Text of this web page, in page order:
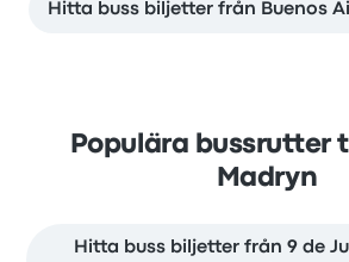
Hitta buss biljetter från Buenos
Populära bussrutter
Madryn
Hitta buss biljetter från 9 de